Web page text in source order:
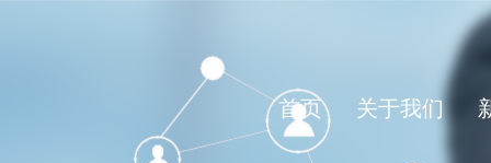
首页 关于我们